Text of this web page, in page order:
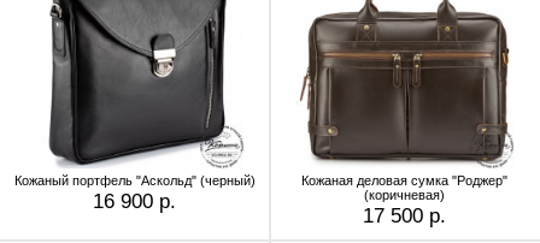
Кожаный портфель "Аскольд" (черный)
16 900 р.
Кожаная деловая сумка "Роджер"
(коричневая)
17 500 р.